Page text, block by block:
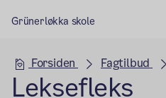
Grünerløkka skole
Hovedseksjon
Forsiden Fagtilbud
Leksefleks